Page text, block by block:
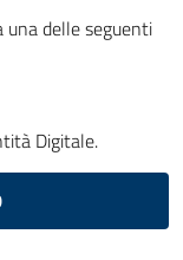
una delle seguenti
Digitale.